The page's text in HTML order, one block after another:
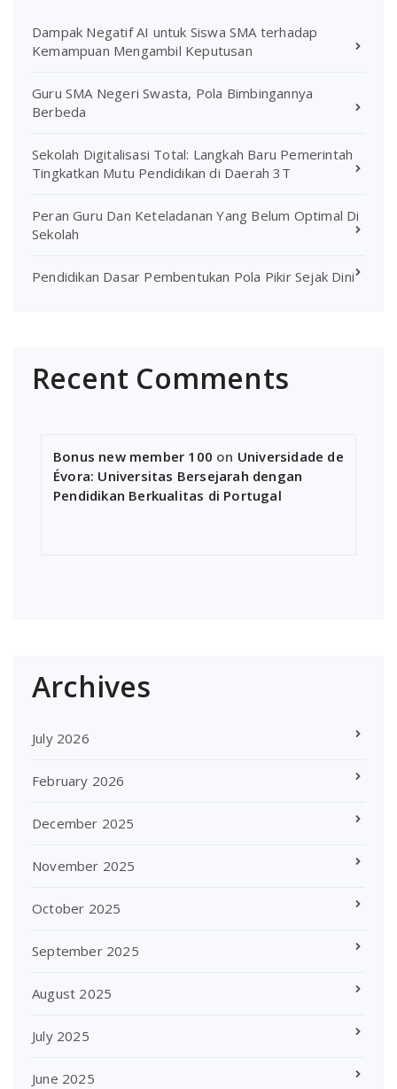
Dampak Negatif AI untuk Siswa SMA terhadap
Kemampuan Mengambil Keputusan
Guru SMA Negeri Swasta, Pola Bimbingannya
Berbeda
Sekolah Digitalisasi Total: Langkah Baru Pemerintah
Tingkatkan Mutu Pendidikan di Daerah 3T
Peran Guru Dan Keteladanan Yang Belum Optimal Di
Sekolah
Pendidikan Dasar Pembentukan Pola Pikir Sejak Dini
Recent Comments
Bonus new member 100 on Universidade de
Évora: Universitas Bersejarah dengan
Pendidikan Berkualitas di Portugal
Archives
July 2026
February 2026
December 2025
November 2025
October 2025
September 2025
August 2025
July 2025
June 2025